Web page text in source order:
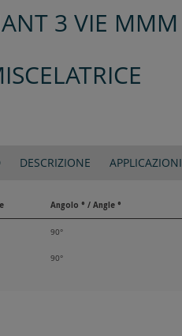
3 VIE MMM
DESCRIZIONE APPLICAZIONI
Angolo ° / Angle °
90°
90°